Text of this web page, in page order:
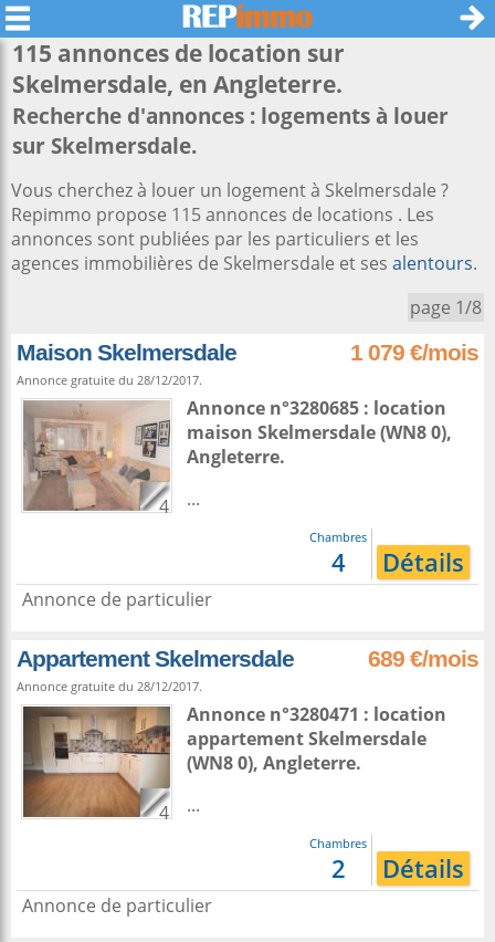
115 annonces de location sur
Skelmersdale, en Angleterre.
Recherche d'annonces : logements à louer
sur Skelmersdale.
Vous cherchez à louer un logement à Skelmersdale ?
Repimmo propose 115 annonces de locations . Les
annonces sont publiées par les particuliers et les
agences immobilières de Skelmersdale et ses alentours.
page 1/8
Maison Skelmersdale 1 079 €/mois
Annonce gratuite du 28/12/2017.
4
Annonce n°3280685 : location
maison Skelmersdale(WN8 0),
Angleterre.
...
Chambres
4 Détails
Annonce de particulier
Appartement Skelmersdale 689 €/mois
Annonce gratuite du 28/12/2017.
4
Annonce n°3280471 : location
appartementSkelmersdale
(WN8 0), Angleterre.
...
Chambres
2 Détails
Annonce de particulier